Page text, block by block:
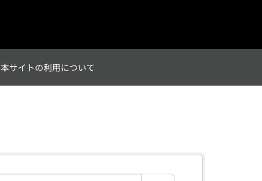
本サイトの利用について